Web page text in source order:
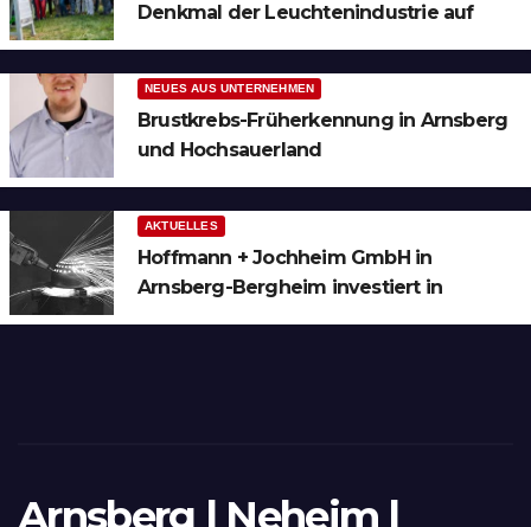
Denkmal der Leuchtenindustrie auf
NEUES AUS UNTERNEHMEN
Brustkrebs-Früherkennung in Arnsberg
und Hochsauerland
AKTUELLES
Hoffmann + Jochheim GmbH in
Arnsberg-Bergheim investiert in
Arnsberg | Neheim |